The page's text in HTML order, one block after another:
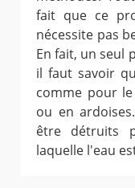
fait que ce
nécessite pas
En fait, un seul
il faut savoir
comme pour
ou en
être détruits
laquelle l'eau